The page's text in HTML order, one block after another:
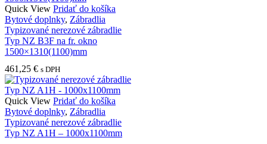
Quick View Pridať do košíka
Bytové doplnky, Zábradlia
Typizované nerezové zábradlie
Typ NZ B3F na fr. okno
1500×1310(1100)mm
461,25 € s DPH
Quick View Pridať do košíka
Bytové doplnky, Zábradlia
Typizované nerezové zábradlie
Typ NZ A1H – 1000x1100mm